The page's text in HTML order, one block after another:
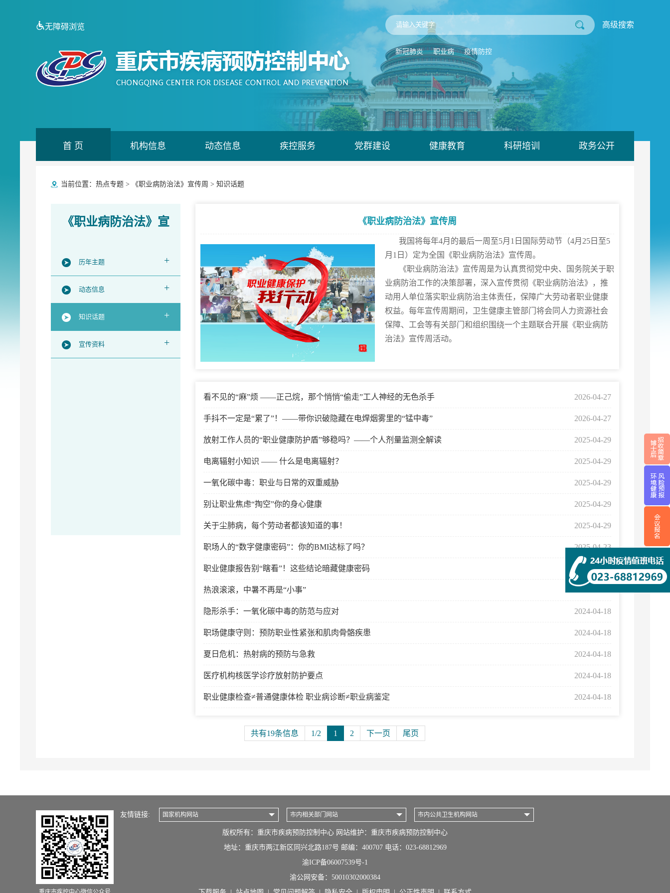
无障碍浏览 高级搜索
新冠肺炎 职业病 疫情防控
首 页 机构信息 动态信息 疾控服务 党群建设 健康教育 科研培训 政务公开
当前位置： 热点专题> 《职业病防治法》宣传周 > 知识话题
《职业病防治法》宣
传周历年主题 +
动态信息 +
知识话题 +
宣传资料 +
《职业病防治法》宣传周
我国将每年4月的最后一周至5月1日国际劳动节（4月25日至5
月1日）定为全国《职业病防治法》宣传周。
《职业病防治法》宣传周是为认真贯彻党中央、国务院关于职
业病防治工作的决策部署，深入宣传贯彻《职业病防治法》，推
动用人单位落实职业病防治主体责任，保障广大劳动者职业健康
权益。每年宣传周期间，卫生健康主管部门将会同人力资源社会
保障、工会等有关部门和组织围绕一个主题联合开展《职业病防
治法》宣传周活动。
看不见的“麻”烦 ——正己烷，那个悄悄“偷走”工人神经的无色杀手 2026-04-27
手抖不一定是“累了”！——带你识破隐藏在电焊烟雾里的“锰中毒” 2026-04-27
放射工作人员的“职业健康防护盾”够稳吗？——个人剂量监测全解读 2025-04-29
电离辐射小知识 —— 什么是电离辐射？ 2025-04-29
一氧化碳中毒：职业与日常的双重威胁 2025-04-29
别让职业焦虑“掏空”你的身心健康 2025-04-29
关于尘肺病，每个劳动者都该知道的事！ 2025-04-29
职场人的“数字健康密码”：你的BMI达标了吗？ 2025-04-23
职业健康报告别“瞎看”！这些结论暗藏健康密码 2025-04-23
热浪滚滚，中暑不再是“小事”
隐形杀手：一氧化碳中毒的防范与应对 2024-04-18
职场健康守则：预防职业性紧张和肌肉骨骼疾患 2024-04-18
夏日危机：热射病的预防与急救 2024-04-18
医疗机构核医学诊疗放射防护要点 2024-04-18
职业健康检查≠普通健康体检 职业病诊断≠职业病鉴定 2024-04-18
共有19条信息 1/2 1 2 下一页 尾页
友情链接: 国家机构网站 市内相关部门网站 市内公共卫生机构网站
版权所有：重庆市疾病预防控制中心 网站维护：重庆市疾病预防控制中心
地址：重庆市两江新区同兴北路187号 邮编：400707 电话：023-68812969
渝ICP备06007539号-1
渝公网安备： 50010302000384